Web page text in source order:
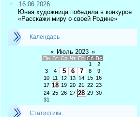
16.06.2026
Юная художница победила в конкурсе
«Расскажи миру о своей Родине»
Календарь
« Июль 2023 »
Пн Вт Ср Чт Пт Сб Вс
1
2
3
4 5 6 7 8
9
10
11 12 13 14 15
16
17 18 19 20 21 22 23
24 25 26 27 28 29 30
31
Статистика